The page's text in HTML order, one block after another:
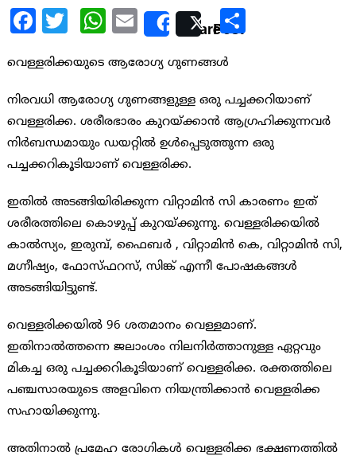
Facebook
TwitterWhatsApp
EmailSharePostShare
വെള്ളരിക്കയുടെ ആരോഗ്യ ഗുണങ്ങള്‍
നിരവധി ആരോഗ്യ ഗുണങ്ങളുള്ള ഒരു പച്ചക്കറിയാണ്
വെള്ളരിക്ക. ശരീരഭാരം കുറയ്ക്കാന്‍ ആഗ്രഹിക്കുന്നവര്‍
നിര്‍ബന്ധമായും ഡയറ്റില്‍ ഉള്‍പ്പെടുത്തുന്ന ഒരു
പച്ചക്കറികൂടിയാണ് വെള്ളരിക്ക.
ഇതില്‍ അടങ്ങിയിരിക്കുന്ന വിറ്റാമിന്‍ സി കാരണം ഇത്
ശരീരത്തിലെ കൊഴുപ്പ് കുറയ്ക്കുന്നു. വെള്ളരിക്കയില്‍
കാല്‍സ്യം, ഇരുമ്പ്, ഫൈബര്‍ ‍, വിറ്റാമിന്‍ കെ, വിറ്റാമിന്‍ സി,
മഗ്നീഷ്യം, ഫോസ്ഫറസ്, സിങ്ക് എന്നീ പോഷകങ്ങള്‍
അടങ്ങിയിട്ടുണ്ട്.
വെള്ളരിക്കയില്‍ 96 ശതമാനം വെള്ളമാണ്.
ഇതിനാല്‍ത്തന്നെ ജലാംശം നിലനിര്‍ത്താനുള്ള ഏറ്റവും
മികച്ച ഒരു പച്ചക്കറികൂടിയാണ് വെള്ളരിക്ക. രക്തത്തിലെ
പഞ്ചസാരയുടെ അളവിനെ നിയന്ത്രിക്കാന്‍ വെള്ളരിക്ക
സഹായിക്കുന്നു.
അതിനാല്‍ പ്രമേഹ രോഗികള്‍ വെള്ളരിക്ക ഭക്ഷണത്തില്‍